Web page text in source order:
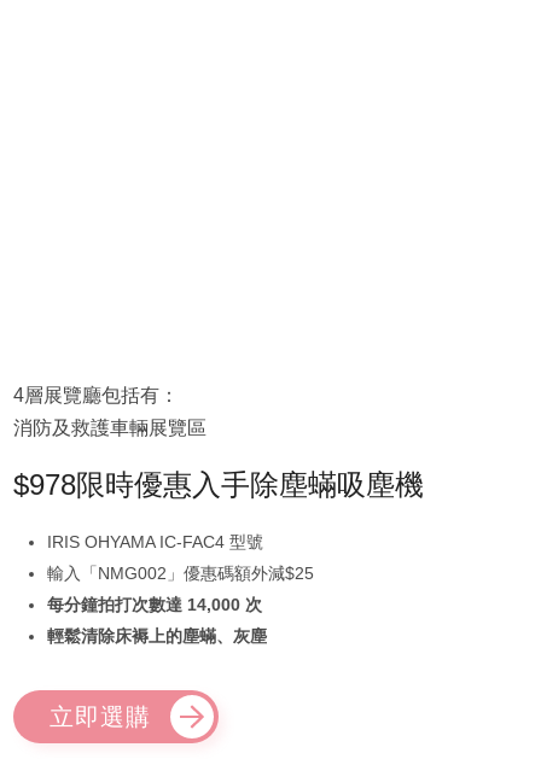
4層展覽廳包括有：
消防及救護車輛展覽區
$978限時優惠入手除塵蟎吸塵機
IRIS OHYAMA IC-FAC4 型號
輸入「NMG002」優惠碼額外減$25
每分鐘拍打次數達 14,000 次
輕鬆清除床褥上的塵蟎、灰塵
立即選購